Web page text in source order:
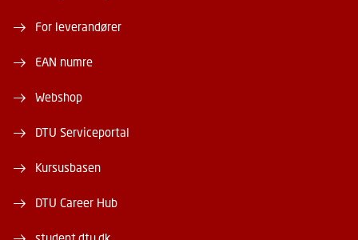
For leverandører
EAN numre
Webshop
DTU Serviceportal
Kursusbasen
DTU Career Hub